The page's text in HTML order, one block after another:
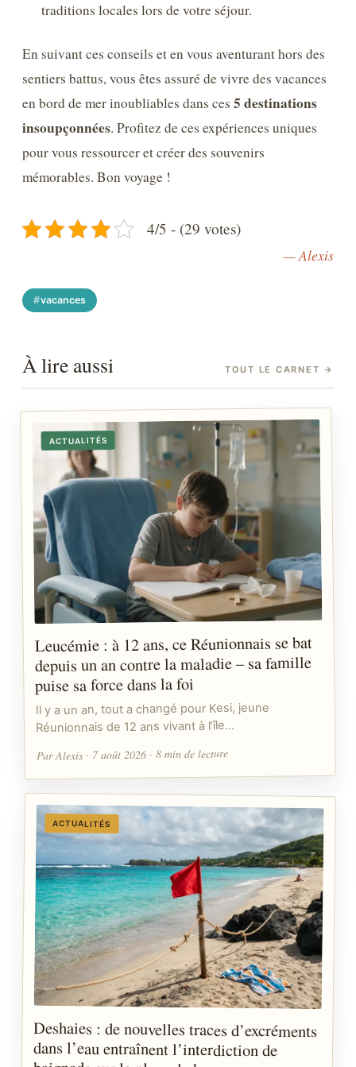
traditions locales lors de votre séjour.
En suivant ces conseils et en vous aventurant hors des
sentiers battus, vous êtes assuré de vivre des vacances
en bord de mer inoubliables dans ces 5 destinations
insoupçonnées. Profitez de ces expériences uniques
pour vous ressourcer et créer des souvenirs
mémorables. Bon voyage !
4/5 - (29 votes)
— Alexis
vacances
À lire aussi TOUT LE CARNET →
ACTUALITÉS
Leucémie : à 12 ans, ce Réunionnais se bat
depuis un an contre la maladie – sa famille
puise sa force dans la foi
Il y a un an, tout a changé pour Kesi, jeune
Réunionnais de 12 ans vivant à l’île…
Par Alexis · 7 août 2026 · 8 min de lecture
ACTUALITÉS
Deshaies : de nouvelles traces d’excréments
dans l’eau entraînent l’interdiction de